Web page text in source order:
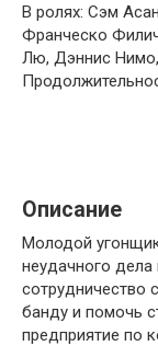
В ролях: Сэм
Франческо
Лю, Дэннис
Описание
Молодой
неудачного
сотрудничество
банду и помочь
предприятие по